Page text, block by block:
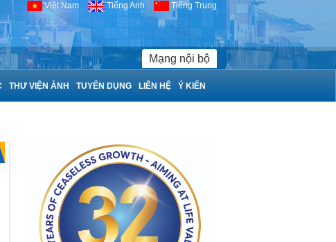
Việt Nam Tiếng Anh Tiếng Trung
Mạng nội bộ
THƯ VIỆN ẢNH TUYỂN DỤNG LIÊN HỆ Ý KIẾN